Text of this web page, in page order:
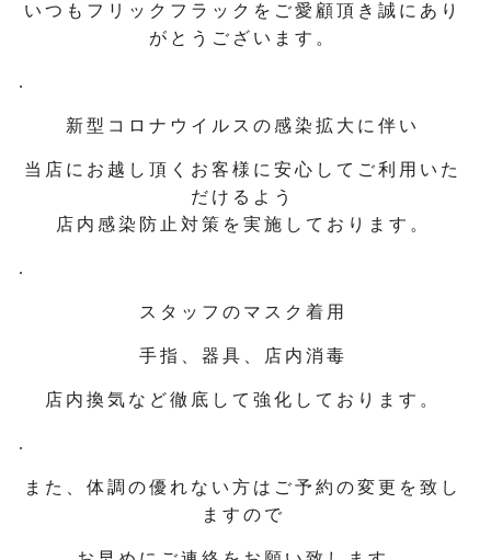
いつもフリックフラックをご愛顧頂き誠にあり
がとうございます。
.
新型コロナウイルスの感染拡大に伴い
当店にお越し頂くお客様に安心してご利用いた
だけるよう
店内感染防止対策を実施しております。
.
スタッフのマスク着用
手指、器具、店内消毒
店内換気など徹底して強化しております。
.
また、体調の優れない方はご予約の変更を致し
ますので